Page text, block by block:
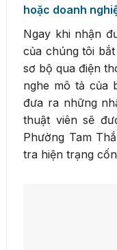
hoặc doanh
Ngay khi nhận
của chúng tôi
sơ bộ qua điện
nghe mô tả của
đưa ra những
thuật viên sẽ
Phường Tam
tra hiện trạng